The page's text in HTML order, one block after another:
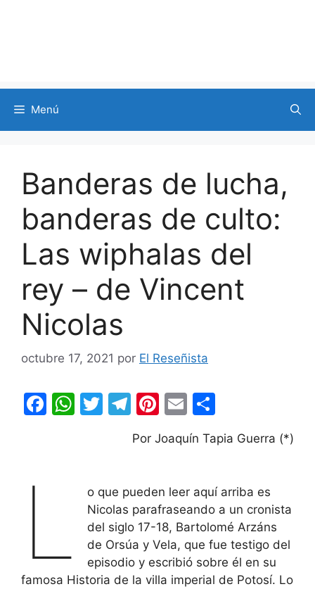
Menú
Banderas de lucha,
banderas de culto:
Las wiphalas del
rey – de Vincent
Nicolas
octubre 17, 2021 por El Reseñista
F
k
W
A
p
p
T
T
el
e
a
m
Pi
nt
er
st
E
m
ai
o
m
ar
tir
Por Joaquín Tapia Guerra (*)
L
o que pueden leer aquí arriba es
Nicolas parafraseando a un cronista
del siglo 17-18, Bartolomé Arzáns
de Orsúa y Vela, que fue testigo del
episodio y escribió sobre él en su
famosa Historia de la villa imperial de Potosí. Lo